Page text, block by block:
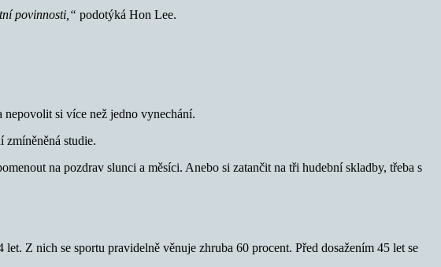
povinnosti,“ podotýká Hon Lee.
nepovolit si více než jedno vynechání.
studie.
na pozdrav slunci a měsíci. Anebo si zatančit na tři hudební skladby, třeba s
Z nich se sportu pravidelně věnuje zhruba 60 procent. Před dosažením 45 let se